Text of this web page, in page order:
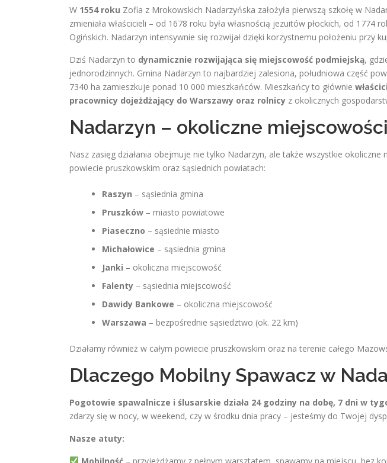
W 1554 roku Zofia z Mrokowskich Nadarzyńska założyła pierwszą szkołę w
zmieniała właścicieli – od 1678 roku była własnością jezuitów płockich, od 1774
Ogińskich. Nadarzyn intensywnie się rozwijał dzięki korzystnemu położeniu przy
Dziś Nadarzyn to dynamicznie rozwijająca się miejscowość podmiejską,
jednorodzinnych. Gmina Nadarzyn to najbardziej zalesiona, południowa część
7340 ha zamieszkuje ponad 10 000 mieszkańców. Mieszkańcy to głównie
pracownicy dojeżdżający do Warszawy oraz rolnicy z okolicznych
Nadarzyn – okoliczne miejscowości
Nasz zasięg działania obejmuje nie tylko Nadarzyn, ale także wszystkie
powiecie pruszkowskim oraz sąsiednich powiatach:
Raszyn – sąsiednia gmina
Pruszków – miasto powiatowe
Piaseczno – sąsiednie miasto
Michałowice – sąsiednia gmina
Janki – okoliczna miejscowość
Falenty – sąsiednia miejscowość
Dawidy Bankowe – okoliczna miejscowość
Warszawa – bezpośrednie sąsiedztwo (ok. 22 km)
Działamy również w całym powiecie pruszkowskim oraz na terenie całego
Dlaczego Mobilny Spawacz w
Pogotowie spawalnicze i ślusarskie działa 24 godziny na dobę, 7 dni w
zdarzy się w nocy, w weekend, czy w środku dnia pracy – jesteśmy do Twojej
Nasze atuty: